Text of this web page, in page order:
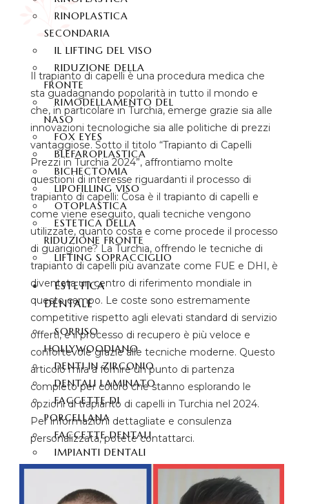
RINOPLASTICA
SECONDARIA
IL LIFTING DEL VISO
RIDUZIONE DELLA
FRONTE
RIMODELLAMENTO DEL
NASO
FOX EYES
BLEFAROPLASTICA
BICHECTOMIA
LIPOFILLING VISO
OTOPLASTICA
ESTETICA DELLA
RIDUZIONE FRONTE
LIFTING SOPRACCIGLIO
ESTETICA
DENTALE
SORRISO
HOLLYWOODIANO
DENTI IN ZIRCONIO
DENTALI LAMINATO
FACCETTE DI
PORCELLANA
FACCETTE DENTALI
IMPIANTI DENTALI
SBIANCAMENTO DEI
Il trapianto di capelli è una procedura medica che
sta guadagnando popolarità in tutto il mondo e
che, in particolare in Turchia, emerge grazie sia alle
innovazioni tecnologiche sia alle politiche di prezzi
vantaggiose. Sotto il titolo “Trapianto di Capelli
Prezzi in Turchia 2024”, affrontiamo molte
questioni di interesse riguardanti il processo di
trapianto di capelli: Cosa è il trapianto di capelli e
come viene eseguito, quali tecniche vengono
utilizzate, quanto costa e come procede il processo
di guarigione? La Turchia, offrendo le tecniche di
trapianto di capelli più avanzate come FUE e DHI, è
diventata un centro di riferimento mondiale in
questo campo. Le coste sono estremamente
competitive rispetto agli elevati standard di servizio
offerti, e il processo di recupero è più veloce e
confortevole grazie alle tecniche moderne. Questo
articolo mira a fornire un punto di partenza
completo per coloro che stanno esplorando le
opzioni di trapianto di capelli in Turchia nel 2024.
Per informazioni dettagliate e consulenza
personalizzata, potete contattarci.